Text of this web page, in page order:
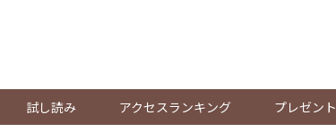
試し読み アクセスランキング プレゼント